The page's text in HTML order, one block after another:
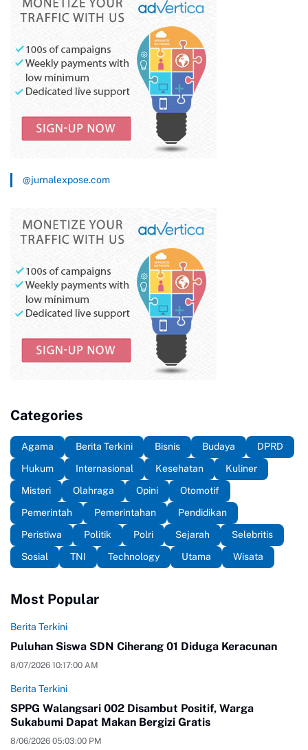
@jurnalexpose.com
Categories
Agama Berita Terkini Bisnis Budaya
DPRD
Hukum
Internasional Kesehatan
Kuliner
Misteri
Olahraga Opini
Otomotif
Pemerintah
Pemerintahan
Pendidikan
Peristiwa
Politik Polri Sejarah
Selebritis
Sosial
TNI Technology Utama Wisata
Most Popular
Berita Terkini
Puluhan Siswa SDN Ciherang 01 Diduga Keracunan
8/07/2026 10:17:00 AM
Berita Terkini
SPPG Walangsari 002 Disambut Positif, Warga
Sukabumi Dapat Makan Bergizi Gratis
8/06/2026 05:03:00 PM